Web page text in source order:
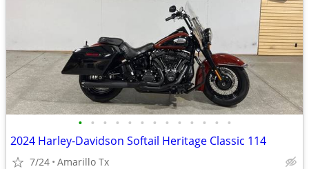
• • • • • • • • • • • • •
2024 Harley-Davidson Softail Heritage Classic 114
7/24 Amarillo Tx